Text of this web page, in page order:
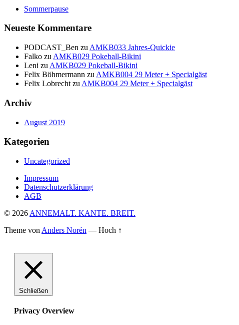
Sommerpause
Neueste Kommentare
PODCAST_Ben zu AMKB033 Jahres-Quickie
Falko zu AMKB029 Pokeball-Bikini
Leni zu AMKB029 Pokeball-Bikini
Felix Böhmermann zu AMKB004 29 Meter + Specialgäst
Felix Lobrecht zu AMKB004 29 Meter + Specialgäst
Archiv
August 2019
Kategorien
Uncategorized
Impressum
Datenschutzerklärung
AGB
© 2026 ANNEMALT. KANTE. BREIT.
Theme von Anders Norén — Hoch ↑
Schließen
Privacy Overview